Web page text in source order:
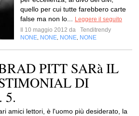
quello per cui tutte farebbero carte
false ma non lo...
Leggere il seguito
Il 10 maggio 2012 da
Tenditrendy
NONE NONE NONE NONE
PITT SARà IL
DI
5.
amici lettori, è l'uomo più desiderato, la